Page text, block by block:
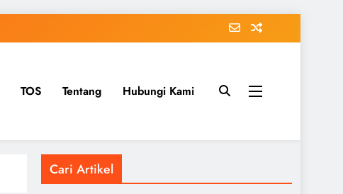
TOS Tentang Hubungi Kami
Cari Artikel